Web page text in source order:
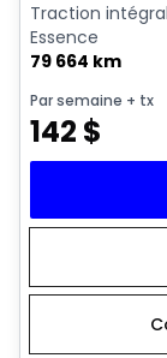
Traction
Essence
79 664 km
Par semaine + tx
142 $